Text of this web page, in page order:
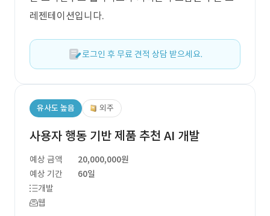
레젠테이션입니다.
로그인 후 무료 견적 상담 받으세요.
유사도 높음 외주
사용자 행동 기반 제품 추천 AI 개발
예상 금액
20,000,000원
예상 기간
60일
개발
웹